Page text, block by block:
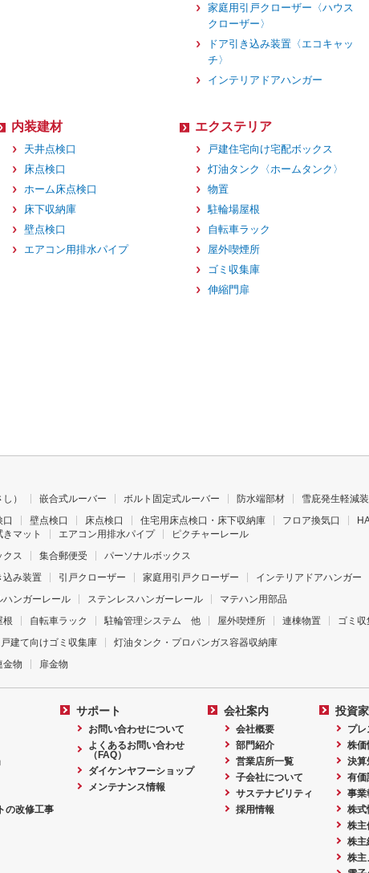
家庭用引戸クローザー〈ハウス
クローザー〉
ドア引き込み装置〈エコキャッ
チ〉
インテリアドアハンガー
内装建材
天井点検口
床点検口
ホーム床点検口
床下収納庫
壁点検口
エアコン用排水パイプ
エクステリア
戸建住宅向け宅配ボックス
灯油タンク〈ホームタンク〉
物置
駐輪場屋根
自転車ラック
屋外喫煙所
ゴミ収集庫
伸縮門扉
） 嵌合式ルーバー ボルト固定式ルーバー 防水端部材 雪庇発生軽減
口 壁点検口 床点検口 住宅用床点検口・床下収納庫 フロア換気口
マット
エアコン用排水パイプ
ピクチャーレール
クス 集合郵便受
パーソナルボックス
込み装置 引戸クローザー 家庭用引戸クローザー
インテリアドアハンガー
ハンガーレール ステンレスハンガーレール
マテハン用部品
根 自転車ラック 駐輪管理システム 他 屋外喫煙所 連棟物置
ゴミ収
戸建て向けゴミ収集庫
灯油タンク・プロパンガス容器収納庫
金物 扉金物
の改修工事
サポート
お問い合わせについて
よくあるお問い合わせ
（FAQ）
ダイケンヤフーショップ
メンテナンス情報
会社案内
会社概要
部門紹介
営業店所一覧
子会社について
サステナビリティ
採用情報
投資
プレ
株価
決算
有価
事業
株式
株主
株主
株主